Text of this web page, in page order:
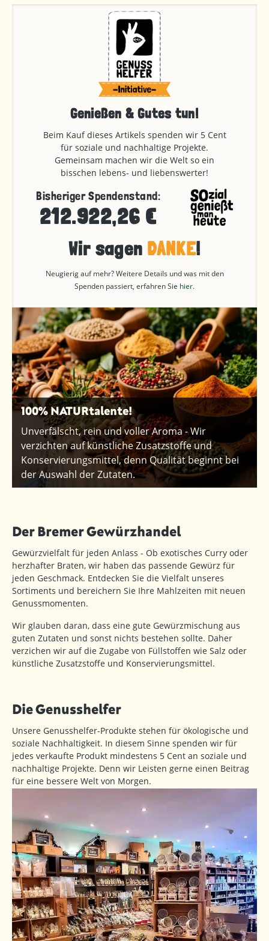
Genießen & Gutes tun!
Beim Kauf dieses Artikels spenden wir 5 Cent
für soziale und nachhaltige Projekte.
Gemeinsam machen wir die Welt so ein
bisschen lebens- und liebenswerter!
Bisheriger Spendenstand:
212.922,26 €
Wir sagen DANKE!
Neugierig auf mehr? Weitere Details und was mit den
Spenden passiert, erfahren Sie hier.
100% NATURtalente!
Unverfälscht, rein und voller Aroma - Wir
verzichten auf künstliche Zusatzstoffe und
Konservierungsmittel, denn Qualität beginnt bei
der Auswahl der Zutaten.
Der Bremer Gewürzhandel
Gewürzvielfalt für jeden Anlass - Ob exotisches Curry oder
herzhafter Braten, wir haben das passende Gewürz für
jeden Geschmack. Entdecken Sie die Vielfalt unseres
Sortiments und bereichern Sie Ihre Mahlzeiten mit neuen
Genussmomenten.
Wir glauben daran, dass eine gute Gewürzmischung aus
guten Zutaten und sonst nichts bestehen sollte. Daher
verzichen wir auf die Zugabe von Füllstoffen wie Salz oder
künstliche Zusatzstoffe und Konservierungsmittel.
Die Genusshelfer
Unsere Genusshelfer-Produkte stehen für ökologische und
soziale Nachhaltigkeit. In diesem Sinne spenden wir für
jedes verkaufte Produkt mindestens 5 Cent an soziale und
nachhaltige Projekte. Denn wir Leisten gerne einen Beitrag
für eine bessere Welt von Morgen.